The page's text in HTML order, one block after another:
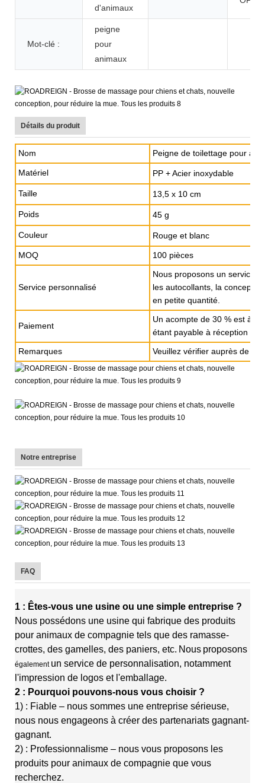
d'animaux
Mot-clé :
peigne
pour
animaux
Détails du produit
Nom Peigne de toilettage pour
Matériel PP + Acier inoxydable
Taille 13,5 x 10 cm
Poids 45 g
Couleur Rouge et blanc
MOQ 100 pièces
Service personnalisé
Nous proposons un service
les autocollants, la
en petite quantité.
Paiement
Un acompte de 30 % est à
étant payable à réception de
Remarques
Veuillez vérifier auprès de
Notre entreprise
FAQ
1 : Êtes-vous une usine ou une simple entreprise ?
Nous possédons une usine qui fabrique des produits
pour animaux de compagnie tels que des ramasse-
crottes, des gamelles, des paniers, etc. Nous proposons
également un service de personnalisation, notamment
l'impression de logos et l'emballage.
2 : Pourquoi pouvons-nous vous choisir ?
1) : Fiable – nous sommes une entreprise sérieuse,
nous nous engageons à créer des partenariats gagnant-
gagnant.
2) : Professionnalisme – nous vous proposons les
produits pour animaux de compagnie que vous
recherchez.